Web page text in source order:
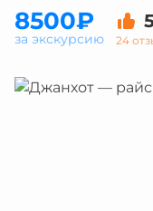
8500₽
24
за экскурсию